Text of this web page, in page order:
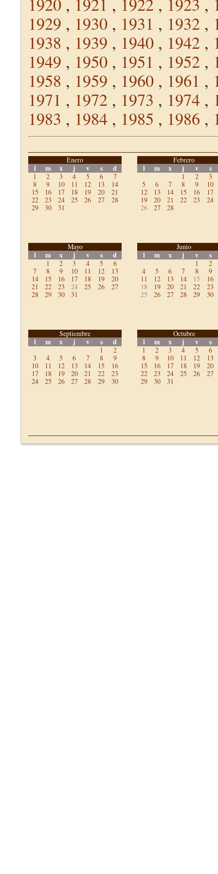
1929 , 1930 , 1931 , 1932 ,
1938 , 1939 , 1940 , 1942 ,
1949 , 1950 , 1951 , 1952 ,
1958 , 1959 , 1960 , 1961 ,
1971 , 1972 , 1973 , 1974 ,
1983 , 1984 , 1985 , 1986 ,
Enero
l m x j v s d
1 2 3 4 5 6
7
8
9 10 11 12 13
14
15
16 17 18 19 20
21
22
23 24 25 26 27
28
29
30 31
Febrero
l m x j v s
1 2
3
5
6 7 8 9
10
12
13 14 15 16
17
19
20 21 22 23
24
26
27 28
Mayo
l m x j v s d
1 2 3 4 5
6
7
8 9 10 11 12
13
14
15 16 17 18 19
20
21
22 23 24 25 26
27
28
29 30 31
Junio
l m x j v s
1
2
4
5 6 7 8
9
11
12 13 14 15
16
18
19 20 21 22
23
25
26 27 28 29 30
Septiembre
l m x j v s d
1
2
3
4 5 6 7 8
9
10
11 12 13 14 15
16
17
18 19 20 21 22
23
24
25 26 27 28 29 30
Octubre
l m x j v s
1 2 3 4 5
6
8
9 10 11 12
13
15
16 17 18 19
20
22
23 24 25 26
27
29
30 31